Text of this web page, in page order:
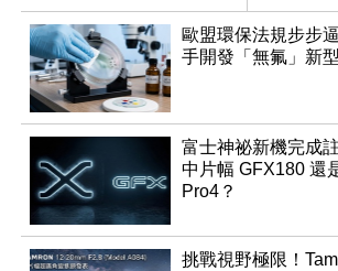
週年
同步登台
歐盟環保法規步步
手開發「無氟」新
富士神祕新機完成
中片幅 GFX180 還
Pro4？
挑戰視野極限！